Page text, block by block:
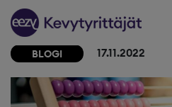
Skip to content
BLOGI 17.11.2022